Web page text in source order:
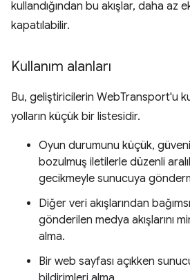
kullandığından bu akışlar, daha az
kapatılabilir.
Kullanım alanları
Bu, geliştiricilerin WebTransport'u
yolların küçük bir listesidir.
Oyun durumunu küçük,
bozulmuş iletilerle düzenli
gecikmeyle sunucuya
Diğer veri akışlarından
gönderilen medya akışlarını
alma.
Bir web sayfası açıkken